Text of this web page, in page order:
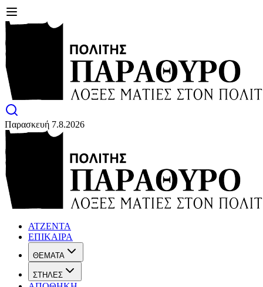
Παρασκευή 7.8.2026
ΑΤΖΕΝΤΑ
ΕΠΙΚΑΙΡΑ
ΘΕΜΑΤΑ
ΣΤΗΛΕΣ